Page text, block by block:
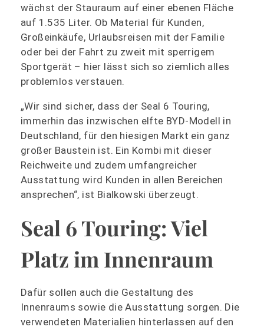
wächst der Stauraum auf einer ebenen Fläche
auf 1.535 Liter. Ob Material für Kunden,
Großeinkäufe, Urlaubsreisen mit der Familie
oder bei der Fahrt zu zweit mit sperrigem
Sportgerät – hier lässt sich so ziemlich alles
problemlos verstauen.
„Wir sind sicher, dass der Seal 6 Touring,
immerhin das inzwischen elfte BYD-Modell in
Deutschland, für den hiesigen Markt ein ganz
großer Baustein ist. Ein Kombi mit dieser
Reichweite und zudem umfangreicher
Ausstattung wird Kunden in allen Bereichen
ansprechen“, ist Bialkowski überzeugt.
Seal 6 Touring: Viel
Platz im Innenraum
Dafür sollen auch die Gestaltung des
Innenraums sowie die Ausstattung sorgen. Die
verwendeten Materialien hinterlassen auf den